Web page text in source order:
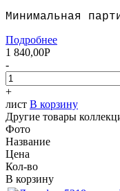
Минимальная
Подробнее
1 840,00Р
-
+
лист В корзину
Другие товары
Фото
Название
Цена
Кол-во
В корзину